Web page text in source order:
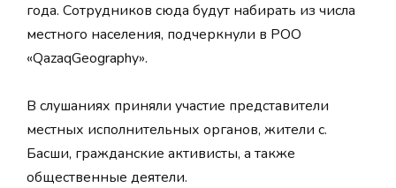
года. Сотрудников сюда будут набирать из числа
местного населения, подчеркнули в РОО
«QazaqGeography».
В слушаниях приняли участие представители
местных исполнительных органов, жители с.
Басши, гражданские активисты, а также
общественные деятели.